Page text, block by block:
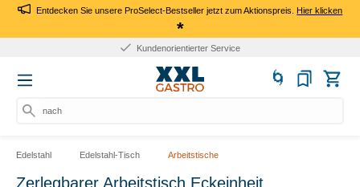
Entdecken Sie unsere ProSelect-Bestseller jetzt zum Aktionspreis.Hier klicken
*
Kundenorientierter Service
nach Pr
Edelstahl Edelstahl-Tisch Arbeitstische
Zerlegbarer Arbeitstisch Eckeinheit